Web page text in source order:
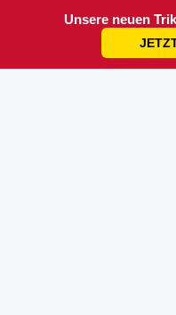
Unsere neuen